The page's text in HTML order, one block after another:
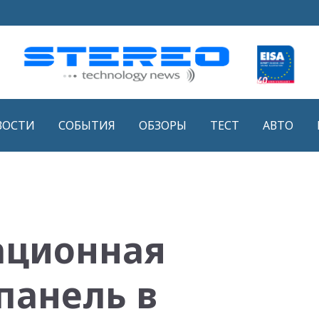
СОБЫТИЯ ОБЗОРЫ ТЕСТ АВТО
в